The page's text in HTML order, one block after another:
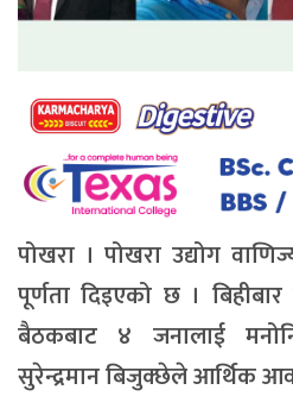
पोखरा । पोखरा उद्योग
पूर्णता दिइएको छ ।
बैठकबाट ४ जनालाई
सुरेन्द्रमान बिजुक्छेले आर्थिक